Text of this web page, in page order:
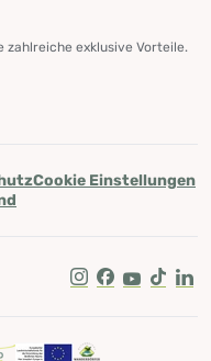
zahlreiche exklusive Vorteile.
Cookie Einstellungen
Instagram
Facebook
Youtube
Tik Tok